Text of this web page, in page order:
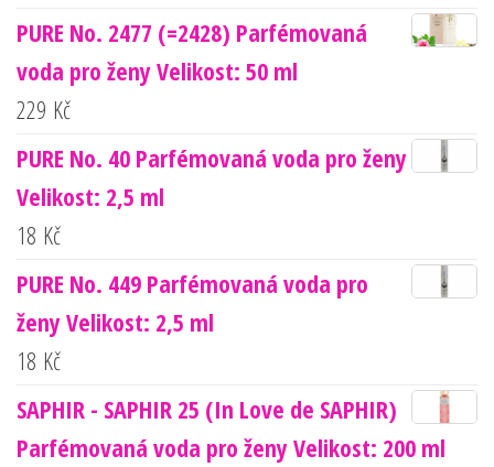
PURE No. 2477 (=2428) Parfémovaná
voda pro ženy Velikost: 50 ml
229 Kč
PURE No. 40 Parfémovaná voda pro ženy
Velikost: 2,5 ml
18 Kč
PURE No. 449 Parfémovaná voda pro
ženy Velikost: 2,5 ml
18 Kč
SAPHIR - SAPHIR 25 (In Love de SAPHIR)
Parfémovaná voda pro ženy Velikost: 200 ml